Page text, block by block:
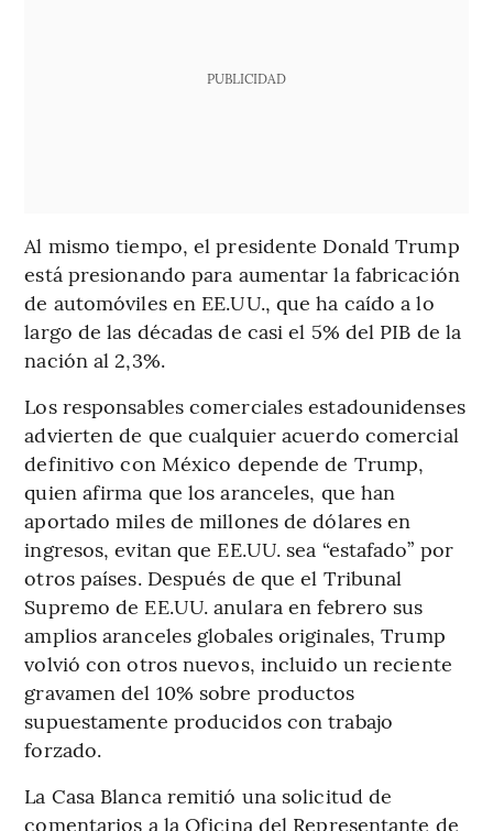
PUBLICIDAD
Al mismo tiempo, el presidente Donald Trump
está presionando para aumentar la fabricación
de automóviles en EE.UU., que ha caído a lo
largo de las décadas de casi el 5% del PIB de la
nación al 2,3%.
Los responsables comerciales estadounidenses
advierten de que cualquier acuerdo comercial
definitivo con México depende de Trump,
quien afirma que los aranceles, que han
aportado miles de millones de dólares en
ingresos, evitan que EE.UU. sea “estafado” por
otros países. Después de que el Tribunal
Supremo de EE.UU. anulara en febrero sus
amplios aranceles globales originales, Trump
volvió con otros nuevos, incluido un reciente
gravamen del 10% sobre productos
supuestamente producidos con trabajo
forzado.
La Casa Blanca remitió una solicitud de
comentarios a la Oficina del Representante de